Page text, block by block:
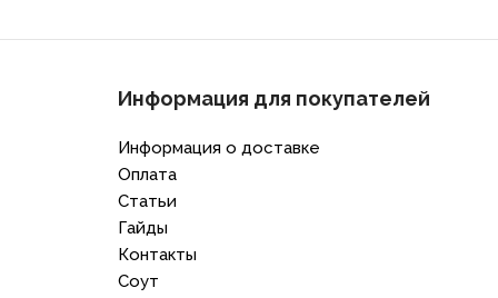
ЭКРАНА
Нет
ЖИЛ
Информация для покупателей
Информация о доставке
Оплата
Статьи
Гайды
Контакты
Соут